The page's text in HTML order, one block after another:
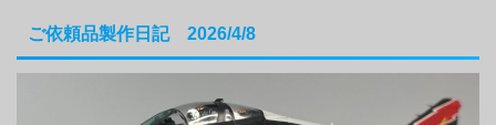
ご依頼品製作日記 2026/4/8